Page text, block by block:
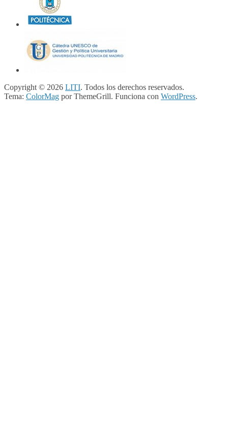
Copyright © 2026 LITI. Todos los derechos reservados.
Tema: ColorMag por ThemeGrill. Funciona con WordPress.